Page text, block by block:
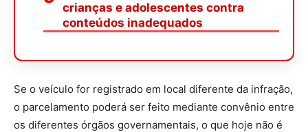
crianças e adolescentes contra
conteúdos inadequados
Se o veículo for registrado em local diferente da infração,
o parcelamento poderá ser feito mediante convênio entre
os diferentes órgãos governamentais, o que hoje não é